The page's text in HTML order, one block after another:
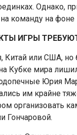
Однако,
команду на
ИГРЫ
Китай или США,
Кубке мира
Юрия
им крайне
организовать
Гончаровой.